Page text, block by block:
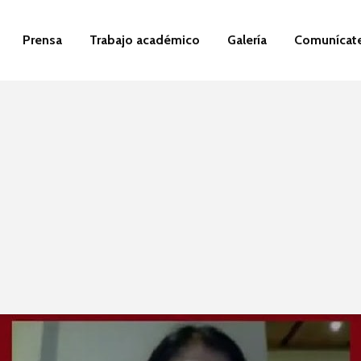
Prensa Trabajo académico Galería